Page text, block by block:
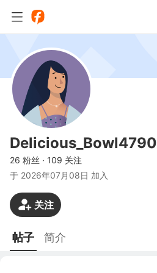
Delicious_Bowl4790
26 粉丝 · 109 关注
于 2026年07月08日 加入
关注
帖子 简介